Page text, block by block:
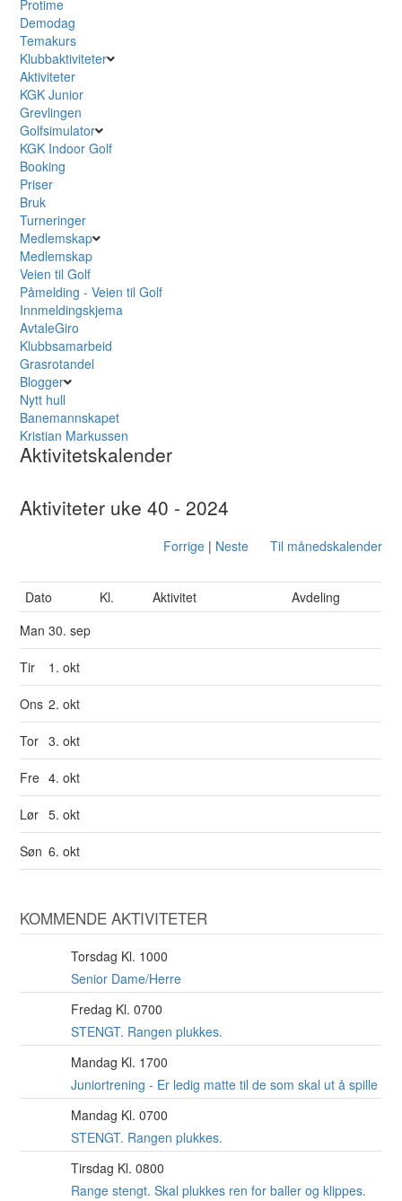
Protime
Demodag
Temakurs
Klubbaktiviteter
Aktiviteter
KGK Junior
Grevlingen
Golfsimulator
KGK Indoor Golf
Booking
Priser
Bruk
Turneringer
Medlemskap
Medlemskap
Veien til Golf
Påmelding - Veien til Golf
Innmeldingskjema
AvtaleGiro
Klubbsamarbeid
Grasrotandel
Blogger
Nytt hull
Banemannskapet
Kristian Markussen
Aktivitetskalender
Aktiviteter uke 40 - 2024
Forrige| Neste Til månedskalender
Dato Kl. Aktivitet
Avdeling
Man30. sep
Tir 1. okt
Ons 2. okt
Tor 3. okt
Fre 4. okt
Lør 5. okt
Søn 6. okt
KOMMENDE AKTIVITETER
Torsdag Kl. 1000
Senior Dame/Herre
Fredag Kl. 0700
STENGT. Rangen plukkes.
Mandag Kl. 1700
Juniortrening - Er ledig matte til de som skal ut å spille
Mandag Kl. 0700
STENGT. Rangen plukkes.
Tirsdag Kl. 0800
Range stengt. Skal plukkes ren for baller og klippes.